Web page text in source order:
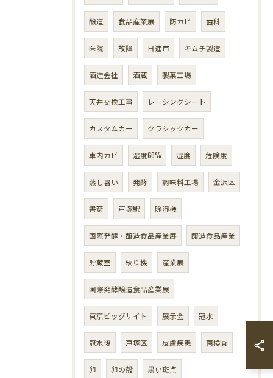
醸造 食品産業展 防カビ 歯科
医院 故障 日進市 キムチ製造
酒造会社 酒蔵 製菓工場
天井交換工事 レーシングシート
カスタムカー クラシックカー
車内カビ 湿度60% 湿度 危険度
蒸し暑い 発酵 調味料工場 金沢区
書斎 戸塚駅 除湿機
国際発酵・醸造食品産業展 醸造食品産業
貯蔵室 絞り機 産業展
国際発酵醸造食品産業展
東京ビッグサイト 展示会 冠水
冠水後 戸塚区 皮膚疾患 菌検査
卵 卵の殻 黒い斑点